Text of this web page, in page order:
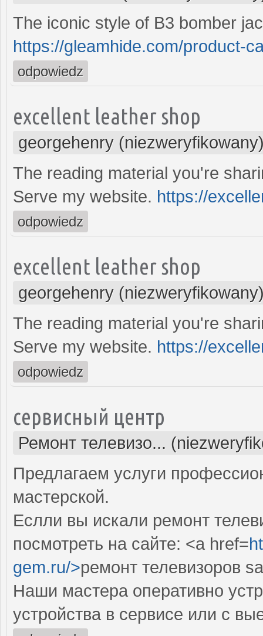
The iconic style of B3 bomber
https://gleamhide.com/product-
odpowiedz
excellent leather shop
georgehenry
The reading material you're
Serve my website. https://
odpowiedz
excellent leather shop
georgehenry
The reading material you're
Serve my website. https://
odpowiedz
сервисный центр
Ремонт телевизо...
Предлагаем услуги
мастерской.
Еслли вы искали ремонт
посмотреть на сайте: <a href=
gem.ru/>ремонт телевизоров
Наши мастера оперативно
устройства в сервисе или с